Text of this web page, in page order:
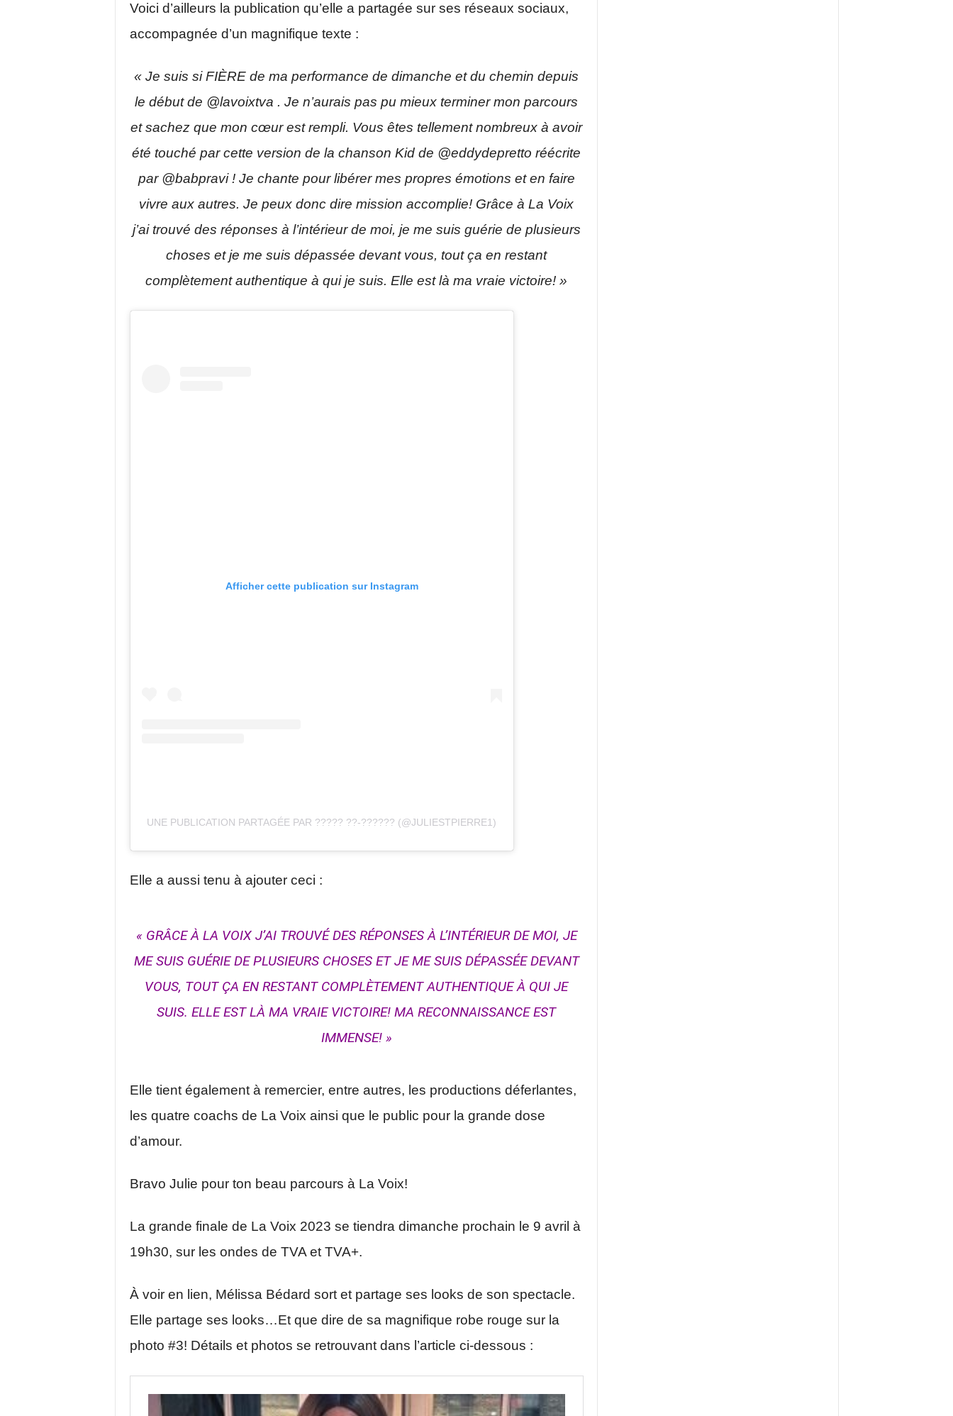
Voici d’ailleurs la publication qu’elle a partagée sur ses réseaux sociaux,
accompagnée d’un magnifique texte :
« Je suis si FIÈRE de ma performance de dimanche et du chemin depuis
le début de @lavoixtva . Je n’aurais pas pu mieux terminer mon parcours
et sachez que mon cœur est rempli. Vous êtes tellement nombreux à avoir
été touché par cette version de la chanson Kid de @eddydepretto réécrite
par @babpravi ! Je chante pour libérer mes propres émotions et en faire
vivre aux autres. Je peux donc dire mission accomplie! Grâce à La Voix
j’ai trouvé des réponses à l’intérieur de moi, je me suis guérie de plusieurs
choses et je me suis dépassée devant vous, tout ça en restant
complètement authentique à qui je suis. Elle est là ma vraie victoire! »
Afficher cette publication sur Instagram
UNE PUBLICATION PARTAGÉE PAR ????? ??-?????? (@JULIESTPIERRE1)
Elle a aussi tenu à ajouter ceci :
« GRÂCE À LA VOIXJ’AI TROUVÉ DES RÉPONSES À L’INTÉRIEUR DE MOI, JE
ME SUIS GUÉRIE DE PLUSIEURS CHOSES ET JE ME SUIS DÉPASSÉE DEVANT
VOUS, TOUT ÇA EN RESTANT COMPLÈTEMENT AUTHENTIQUE À QUI JE
SUIS. ELLE EST LÀ MA VRAIE VICTOIRE! MA RECONNAISSANCE EST
IMMENSE! »
Elle tient également à remercier, entre autres, les productions déferlantes,
les quatre coachs de La Voix ainsi que le public pour la grande dose
d’amour.
Bravo Julie pour ton beau parcours à La Voix!
La grande finale de La Voix 2023 se tiendra dimanche prochain le 9 avril à
19h30, sur les ondes de TVA et TVA+.
À voir en lien, Mélissa Bédard sort et partage ses looks de son spectacle.
Elle partage ses looks…Et que dire de sa magnifique robe rouge sur la
photo #3! Détails et photos se retrouvant dans l’article ci-dessous :